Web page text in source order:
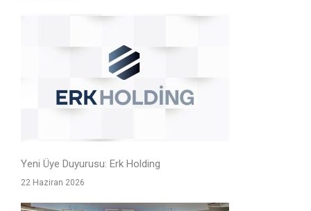
Yeni Üye Duyurusu: Erk Holding
22 Haziran 2026